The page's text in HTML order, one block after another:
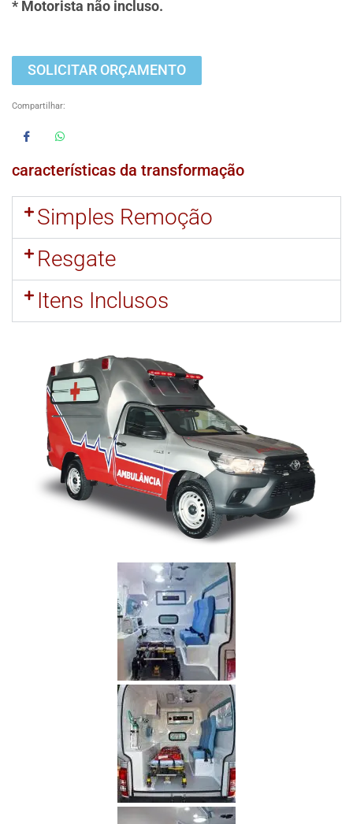
* Motorista não incluso.
SOLICITAR ORÇAMENTO
Compartilhar:
características da transformação
Simples Remoção
Resgate
Itens Inclusos